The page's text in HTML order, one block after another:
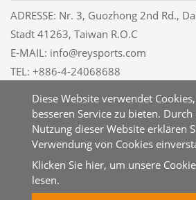
Diese Website verwendet
besseren Service zu bieten.
Nutzung dieser Website erklären
Verwendung von Cookies
Klicken Sie hier, um unsere
lesen.
ADRESSE: Nr. 3, Guozhong 2nd Rd.,
Stadt 41263, Taiwan R.O.C
E-MAIL: info@reysports.com
TEL: +886-4-24068688
Copyright © 2026 UNISOUL INC. All
Sitemap